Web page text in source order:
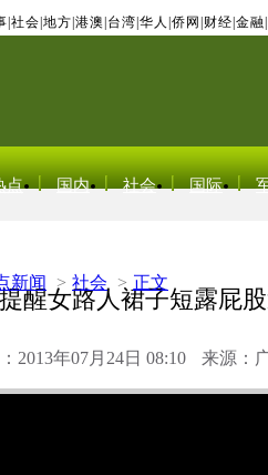
社会 地方 港澳 台湾 华人 侨网 财经 金融
点 国内 社会 国际
新闻 > 社会 > 正文
醒女路人裙子短露屁
2013年07月24日 08:10 来源：